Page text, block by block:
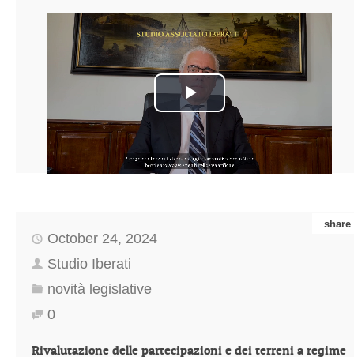
Play
Video
share
October 24, 2024
Studio Iberati
novità legislative
0
Rivalutazione delle partecipazioni e dei terreni a regime